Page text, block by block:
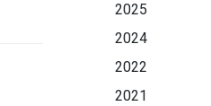
2025
2024
2022
2021